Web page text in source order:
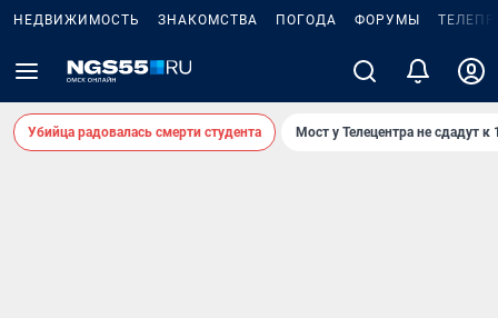
НЕДВИЖИМОСТЬ ЗНАКОМСТВА ПОГОДА ФОРУМЫ
Убийца радовалась смерти студента Мост у Телецентра не сдадут к